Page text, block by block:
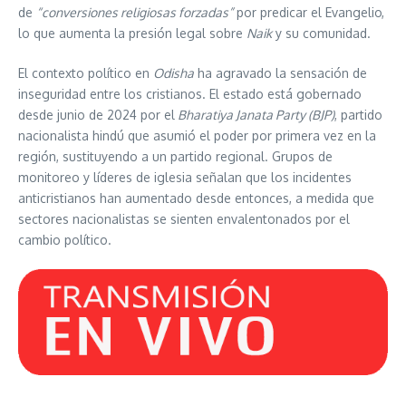
de “conversiones religiosas forzadas”por predicar el Evangelio,
lo que aumenta la presión legal sobre Naiky su comunidad.
El contexto político en Odisha ha agravado la sensación de
inseguridad entre los cristianos. El estado está gobernado
desde junio de 2024 por el Bharatiya Janata Party (BJP), partido
nacionalista hindú que asumió el poder por primera vez en la
región, sustituyendo a un partido regional. Grupos de
monitoreo y líderes de iglesia señalan que los incidentes
anticristianos han aumentado desde entonces, a medida que
sectores nacionalistas se sienten envalentonados por el
cambio político.